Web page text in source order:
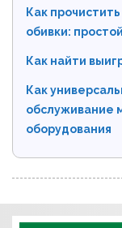
Как
обивки:
Как найти
Как
обслуживание
оборудования